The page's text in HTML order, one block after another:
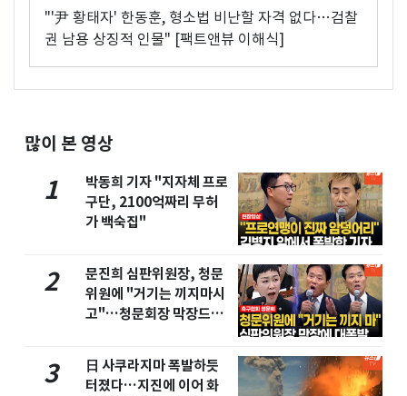
"'尹 황태자' 한동훈, 형소법 비난할 자격 없다…검찰
권 남용 상징적 인물" [팩트앤뷰 이해식]
많이 본 영상
1
박동희 기자 "지자체 프로
구단, 2100억짜리 무허
가 백숙집"
2
문진희 심판위원장, 청문
위원에 "거기는 끼지마시
고"…청문회장 막장드라
3
日 사쿠라지마 폭발하듯
터졌다…지진에 이어 화